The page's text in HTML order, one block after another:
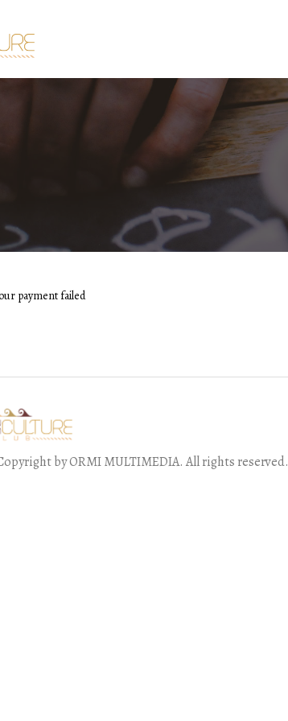
payment failed
by ORMI MULTIMEDIA. All rights reserved.